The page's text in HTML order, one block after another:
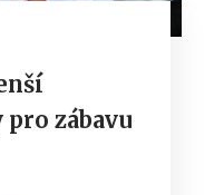
pro zábavu